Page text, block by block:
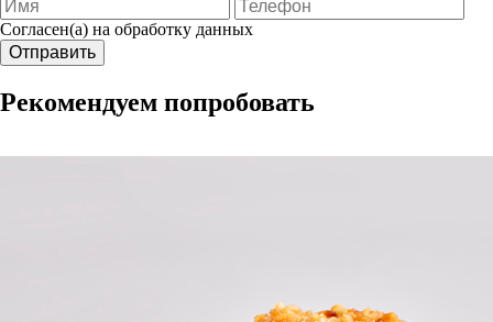
Согласен(а) на обработку данных
Отправить
Рекомендуем попробовать